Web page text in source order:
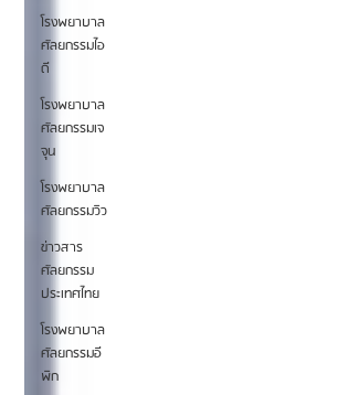
โรงพยาบาล
ศัลยกรรมไอ
ดี
โรงพยาบาล
ศัลยกรรมเจ
จุน
โรงพยาบาล
ศัลยกรรมวิว
ข่าวสาร
ศัลยกรรม
ประเทศไทย
โรงพยาบาล
ศัลยกรรมอี
พิก